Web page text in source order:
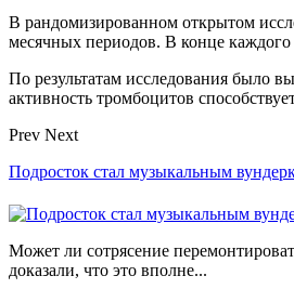
В рандомизированном открытом
месячных периодов. В конце каждого
По результатам исследования было
активность тромбоцитов
Prev Next
Подросток стал музыкальным
Может ли сотрясение
доказали, что это вполне...